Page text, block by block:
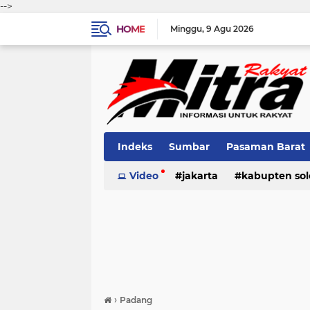
-->
HOME
Minggu 9 Agu 2026
Indeks Sumbar Pasaman Barat
Pariaman Kota Solok Bank
Video jakarta kabupten
› Padang